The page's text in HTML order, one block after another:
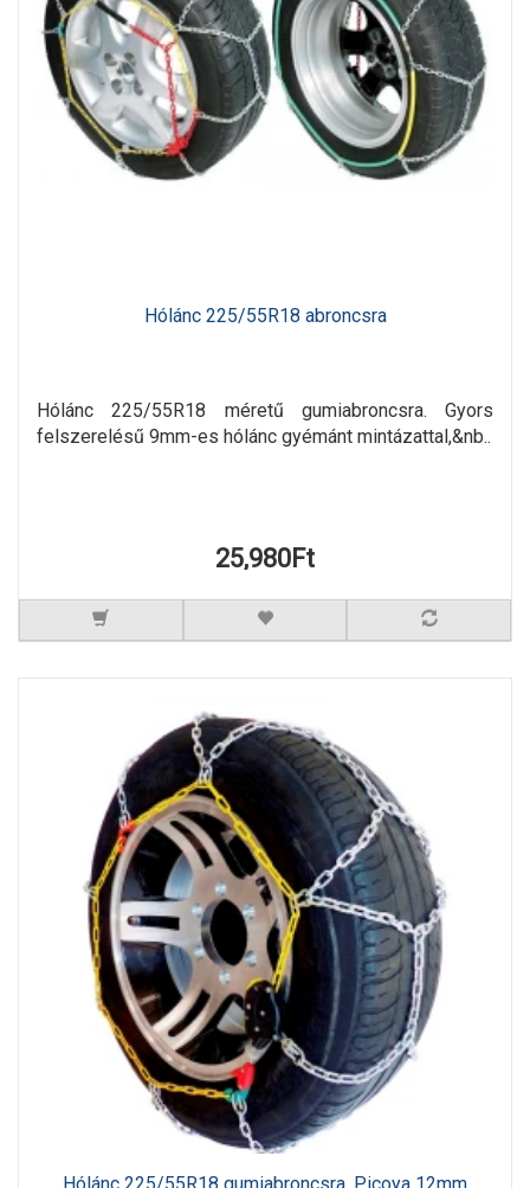
Hólánc 225/55R18 abroncsra
Hólánc 225/55R18 méretű gumiabroncsra. Gyors
felszerelésű 9mm-es hólánc gyémánt mintázattal,&nb..
25,980Ft